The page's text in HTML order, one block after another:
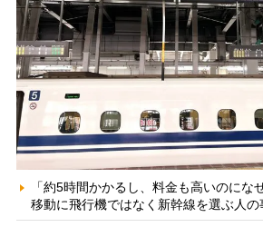
「約5時間かかるし、料金も高いのにな
移動に飛行機ではなく新幹線を選ぶ人の